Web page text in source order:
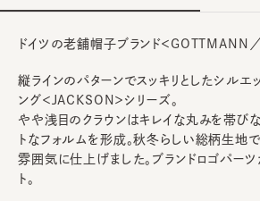
ドイツの老舗帽子ブランド＜GOTTMANN／
縦ラインのパターンでスッキリとしたシルエ
ング＜JACKSON＞シリーズ。
やや浅目のクラウンはキレイな丸みを帯び
トなフォルムを形成。秋冬らしい総柄生地
雰囲気に仕上げました。ブランドロゴパー
ト。